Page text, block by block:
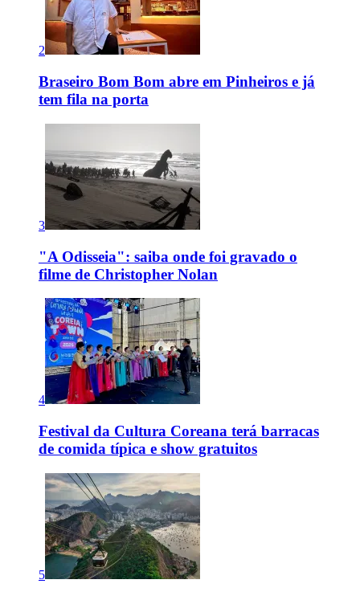
2
Braseiro Bom Bom abre em Pinheiros e já
tem fila na porta
3
"A Odisseia": saiba onde foi gravado o
filme de Christopher Nolan
4
Festival da Cultura Coreana terá barracas
de comida típica e show gratuitos
5